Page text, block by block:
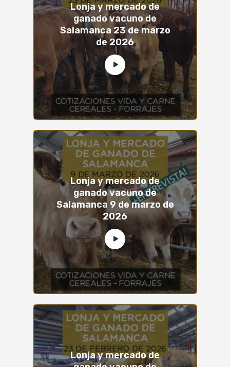
Lonja y mercado de
ganado vacuno de
Salamanca 23 de marzo
de 2026
Lonja y mercado de
ganado vacuno de
Salamanca 9 de marzo de
2026
Lonja y mercado de